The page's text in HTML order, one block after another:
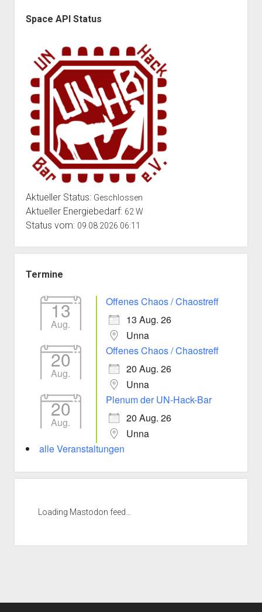
Space API Status
Aktueller Status: Geschlossen
Aktueller Energiebedarf: 62 W
Status vom: 09.08.2026 06:11
Termine
13
Aug.
Offenes Chaos / Chaostreff
13 Aug. 26
Unna
20
Aug.
Offenes Chaos / Chaostreff
20 Aug. 26
Unna
20
Aug.
Plenum der UN-Hack-Bar
20 Aug. 26
Unna
alle Veranstaltungen
Loading Mastodon feed...